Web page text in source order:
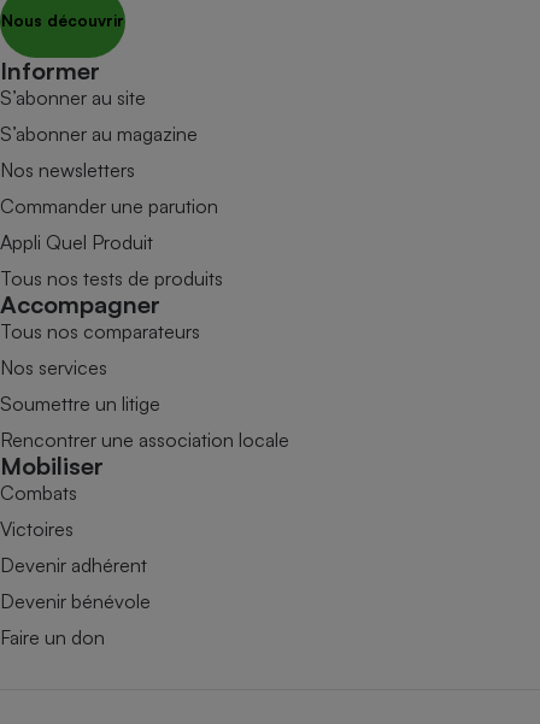
Nous découvrir
Informer
S’abonner au site
S’abonner au magazine
Nos newsletters
Commander une parution
Appli Quel Produit
Tous nos tests de produits
Accompagner
Tous nos comparateurs
Nos services
Soumettre un litige
Rencontrer une association locale
Mobiliser
Combats
Victoires
Devenir adhérent
Devenir bénévole
Faire un don